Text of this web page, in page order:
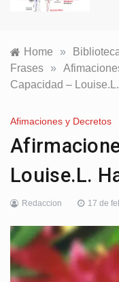
Home »
Frases
»
Capacidad –
Afimaciones y Decretos
Louise.L.
Redaccion 17 de